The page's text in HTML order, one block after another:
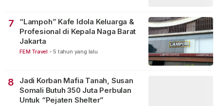
7
“Lampoh” Kafe Idola Keluarga &
Profesional di Kepala Naga Barat
Jakarta
FEM Travel - 5 tahun yang lalu
8
Jadi Korban Mafia Tanah, Susan
Somali Butuh 350 Juta Perbulan
Untuk “Pejaten Shelter”